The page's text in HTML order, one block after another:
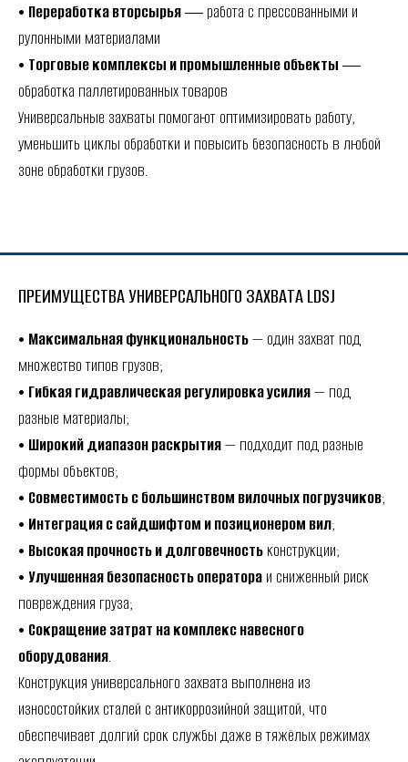
• Переработка вторсырья― работа с прессованными и
рулонными материалами
• Торговые комплексы и промышленные объекты―
обработка паллетированных товаров
Универсальные захваты помогают оптимизировать работу,
уменьшить циклы обработки и повысить безопасность в любой
зоне обработки грузов.
ПРЕИМУЩЕСТВА УНИВЕРСАЛЬНОГО ЗАХВАТА LDSJ
• Максимальная функциональность— один захват под
множество типов грузов;
• Гибкая гидравлическая регулировка усилия— под
разные материалы;
• Широкий диапазон раскрытия— подходит под разные
формы объектов;
• Совместимость с большинством вилочных погрузчиков;
• Интеграция с сайдшифтом и позиционером вил;
• Высокая прочность и долговечность конструкции;
• Улучшенная безопасность оператора и сниженный риск
повреждения груза;
• Сокращение затрат на комплекс навесного
оборудования.
Конструкция универсального захвата выполнена из
износостойких сталей с антикоррозийной защитой, что
обеспечивает долгий срок службы даже в тяжёлых режимах